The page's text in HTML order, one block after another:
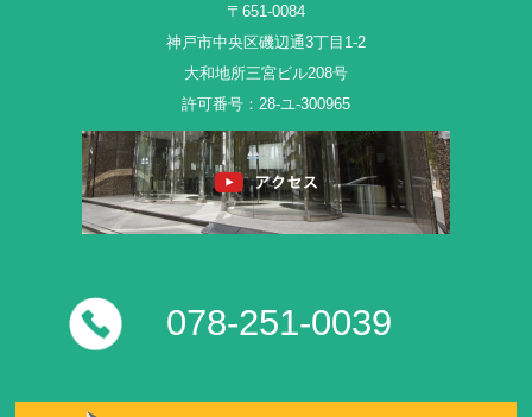
〒651-0084
神戸市中央区磯辺通3丁目1-2
大和地所三宮ビル208号
許可番号：28-ユ-300965
078-251-0039